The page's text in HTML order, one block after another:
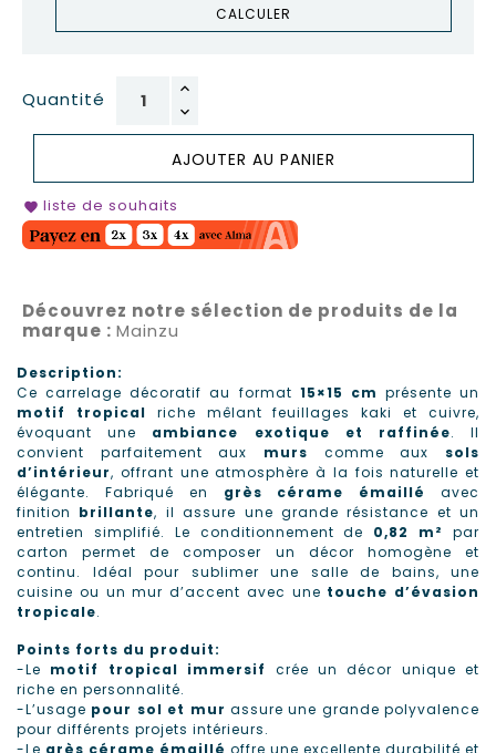
CALCULER
Quantité
AJOUTER AU PANIER
favorite liste de souhaits
Découvrez notre sélection de produits de la
marque : Mainzu
Description:
Ce carrelage décoratif au format 15×15 cm présente un
motif tropical riche mêlant feuillages kaki et cuivre,
évoquant une ambiance exotique et raffinée. Il
convient parfaitement aux
murs comme aux
sols
d’intérieur, offrant une atmosphère à la fois naturelle et
élégante. Fabriqué en
grès cérame émaillé
avec
finition brillante, il assure une grande résistance et un
entretien simplifié. Le conditionnement de
0,82 m²
par
carton permet de composer un décor homogène et
continu. Idéal pour sublimer une salle de bains, une
cuisine ou un mur d’accent avec une touche d’évasion
tropicale.
Points forts du produit:
-Le motif tropical immersif
crée un décor unique et
riche en personnalité.
-L’usage pour sol et mur assure une grande polyvalence
pour différents projets intérieurs.